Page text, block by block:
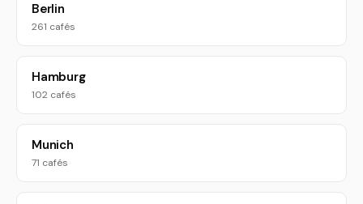
Berlin
261 cafés
Hamburg
102 cafés
Munich
71 cafés